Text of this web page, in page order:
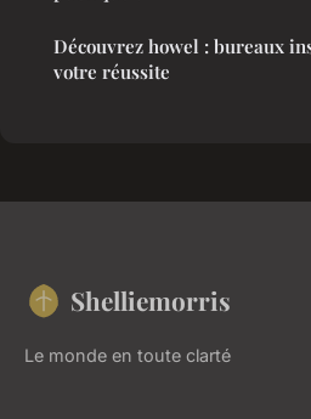
Découvrez howel : bureaux
votre réussite
Shelliemorris
Le monde en toute clarté